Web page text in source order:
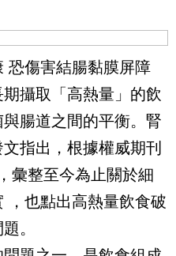
恐傷害結腸黏膜屏障
攝取「高熱量」的飲
腸道之間的平衡。腎
指出，根據權威期刊
彙整至今為止關於細
，也點出高熱量飲食破
。